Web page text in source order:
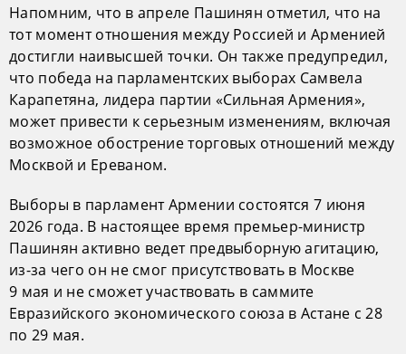
Напомним, что в апреле Пашинян отметил, что на
тот момент отношения между Россией и Арменией
достигли наивысшей точки. Он также предупредил,
что победа на парламентских выборах Самвела
Карапетяна, лидера партии «Сильная Армения»,
может привести к серьезным изменениям, включая
возможное обострение торговых отношений между
Москвой и Ереваном.
Выборы в парламент Армении состоятся 7 июня
2026 года. В настоящее время премьер-министр
Пашинян активно ведет предвыборную агитацию,
из-за чего он не смог присутствовать в Москве
9 мая и не сможет участвовать в саммите
Евразийского экономического союза в Астане с 28
по 29 мая.